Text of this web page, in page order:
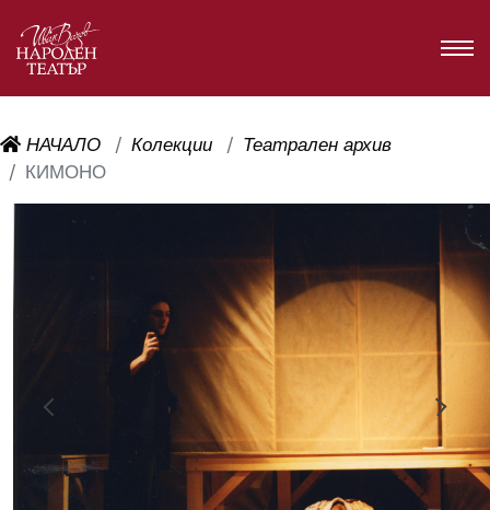
НАЧАЛО Колекции
Театрален архив
КИМОНО